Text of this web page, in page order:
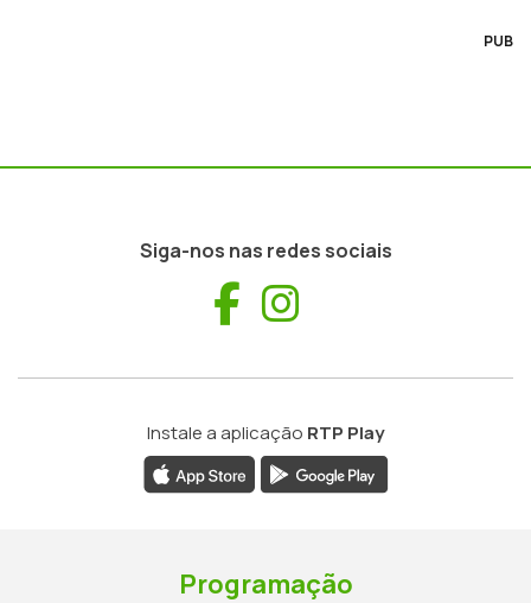
PUB
Siga-nos nas redes sociais
Facebook
Instale a aplicação RTP Play
Programação